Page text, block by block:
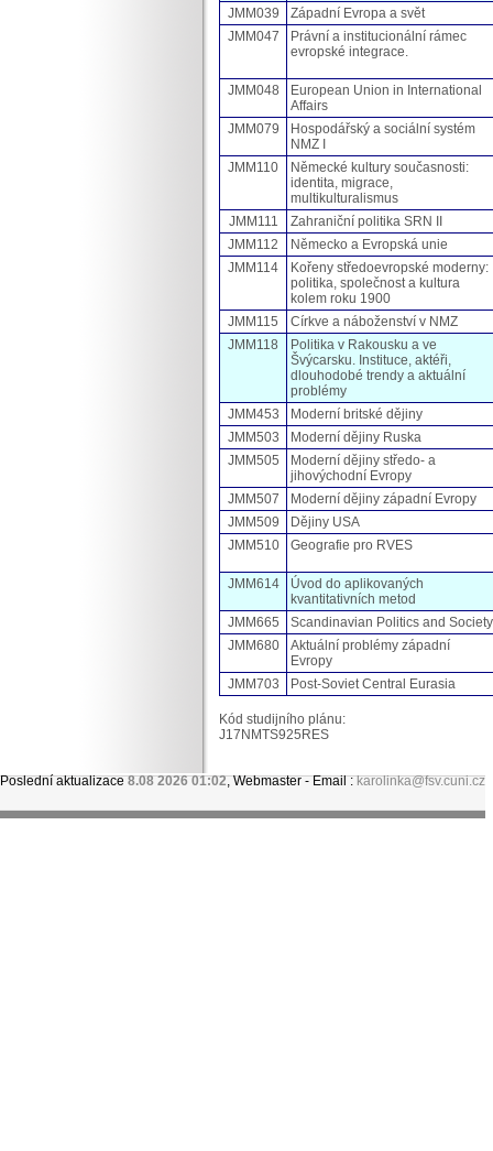
JMM039
Západní Evropa a svět
JMM047
Právní a institucionální rámec
evropské integrace.
JMM048
European Union in International
Affairs
JMM079
Hospodářský a sociální systém
NMZ I
JMM110
Německé kultury současnosti:
identita, migrace,
multikulturalismus
JMM111
Zahraniční politika SRN II
JMM112
Německo a Evropská unie
JMM114
Kořeny středoevropské moderny:
politika, společnost a kultura
kolem roku 1900
JMM115
Církve a náboženství v NMZ
JMM118
Politika v Rakousku a ve
Švýcarsku. Instituce, aktéři,
dlouhodobé trendy a aktuální
problémy
JMM453
Moderní britské dějiny
JMM503
Moderní dějiny Ruska
JMM505
Moderní dějiny středo- a
jihovýchodní Evropy
JMM507
Moderní dějiny západní Evropy
JMM509
Dějiny USA
JMM510
Geografie pro RVES
JMM614
Úvod do aplikovaných
kvantitativních metod
JMM665
Scandinavian Politics and Society
JMM680
Aktuální problémy západní
Evropy
JMM703
Post-Soviet Central Eurasia
Kód studijního plánu:
J17NMTS925RES
Poslední aktualizace8.08 2026 01:02, Webmaster - Email :karolinka@fsv.cuni.cz